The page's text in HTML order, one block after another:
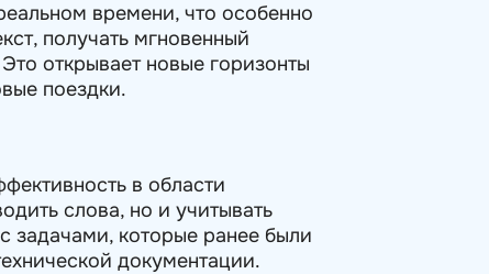
времени, что особенно
получать мгновенный
открывает новые горизонты
поездки.
в области
слова, но и учитывать
задачами, которые ранее были
документации.